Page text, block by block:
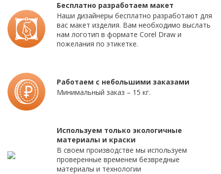
Бесплатно разработаем макет
Наши дизайнеры бесплатно разработают для
вас макет изделия. Вам необходимо выслать
нам логотип в формате Corel Draw и
пожелания по этикетке.
Работаем с небольшими заказами
Минимальный заказ – 15 кг.
Используем только экологичные
материалы и краски
В своем производстве мы используем
проверенные временем безвредные
материалы и технологии